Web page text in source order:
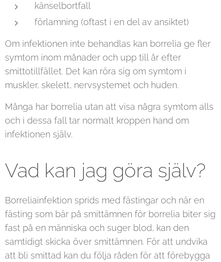
känselbortfall
förlamning (oftast i en del av ansiktet)
Om infektionen inte behandlas kan borrelia ge fler
symtom inom månader och upp till år efter
smittotillfället. Det kan röra sig om symtom i
muskler, skelett, nervsystemet och huden.
Många har borrelia utan att visa några symtom alls
och i dessa fall tar normalt kroppen hand om
infektionen själv.
Vad kan jag göra själv?
Borreliainfektion sprids med fästingar och när en
fästing som bär på smittämnen för borrelia biter sig
fast på en människa och suger blod, kan den
samtidigt skicka över smittämnen. För att undvika
att bli smittad kan du följa råden för att förebygga